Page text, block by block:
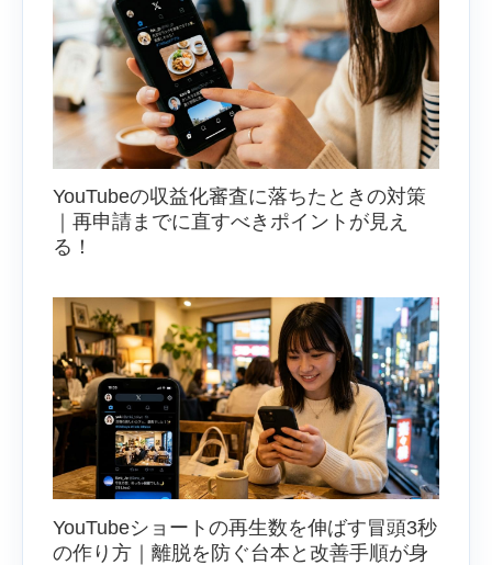
YouTubeの収益化審査に落ちたときの対策
｜再申請までに直すべきポイントが見え
る！
YouTubeショートの再生数を伸ばす冒頭3秒
の作り方｜離脱を防ぐ台本と改善手順が身